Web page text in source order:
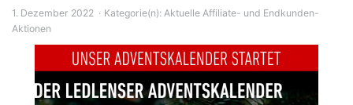
1. Dezember 2022 Kategorie(n): Aktuelle Affiliate- und Endkunden-
Aktionen